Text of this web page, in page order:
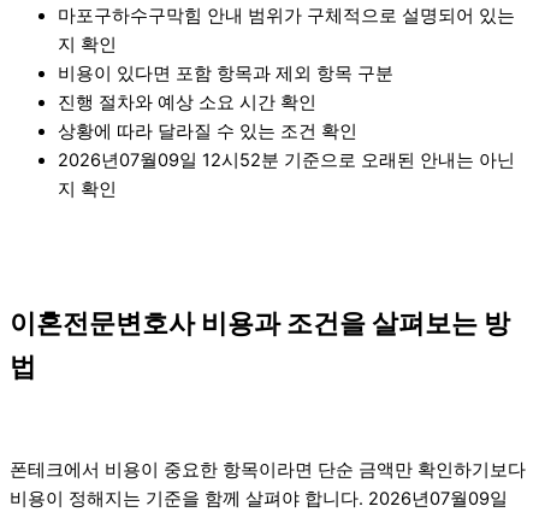
마포구하수구막힘 안내 범위가 구체적으로 설명되어 있는
지 확인
비용이 있다면 포함 항목과 제외 항목 구분
진행 절차와 예상 소요 시간 확인
상황에 따라 달라질 수 있는 조건 확인
2026년07월09일 12시52분 기준으로 오래된 안내는 아닌
지 확인
이혼전문변호사 비용과 조건을 살펴보는 방
법
폰테크에서 비용이 중요한 항목이라면 단순 금액만 확인하기보다
비용이 정해지는 기준을 함께 살펴야 합니다. 2026년07월09일